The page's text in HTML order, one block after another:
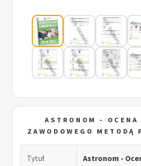
ASTRONOM - OCENA
ZAWODOWEGO
Tytuł
Astronom -